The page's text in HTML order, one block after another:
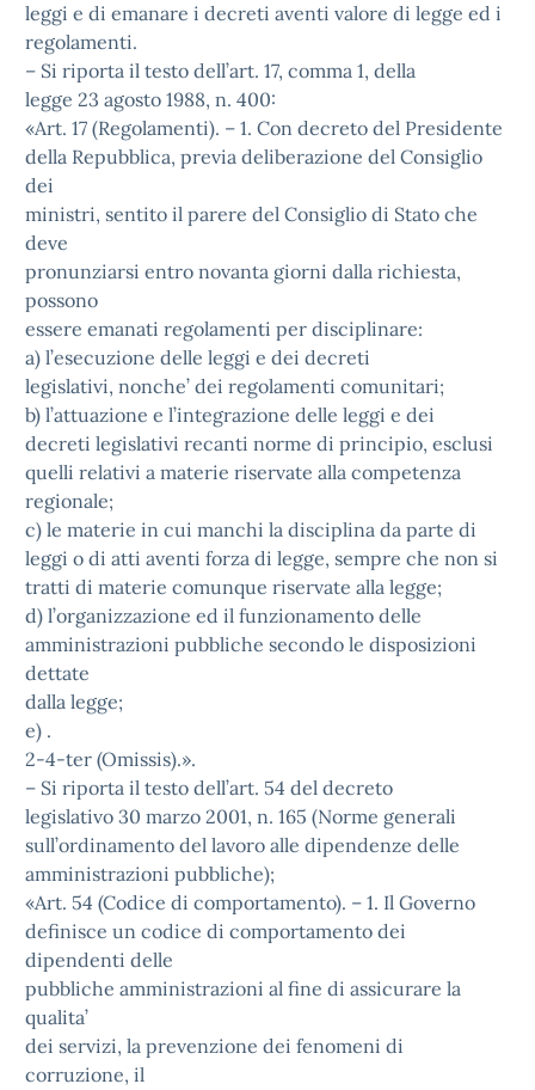
leggi e di emanare i decreti aventi valore di legge ed i
regolamenti.
– Si riporta il testo dell’art. 17, comma 1, della
legge 23 agosto 1988, n. 400:
«Art. 17 (Regolamenti). – 1. Con decreto del Presidente
della Repubblica, previa deliberazione del Consiglio
dei
ministri, sentito il parere del Consiglio di Stato che
deve
pronunziarsi entro novanta giorni dalla richiesta,
possono
essere emanati regolamenti per disciplinare:
a) l’esecuzione delle leggi e dei decreti
legislativi, nonche’ dei regolamenti comunitari;
b) l’attuazione e l’integrazione delle leggi e dei
decreti legislativi recanti norme di principio, esclusi
quelli relativi a materie riservate alla competenza
regionale;
c) le materie in cui manchi la disciplina da parte di
leggi o di atti aventi forza di legge, sempre che non si
tratti di materie comunque riservate alla legge;
d) l’organizzazione ed il funzionamento delle
amministrazioni pubbliche secondo le disposizioni
dettate
dalla legge;
e) .
2-4-ter (Omissis).».
– Si riporta il testo dell’art. 54 del decreto
legislativo 30 marzo 2001, n. 165 (Norme generali
sull’ordinamento del lavoro alle dipendenze delle
amministrazioni pubbliche);
«Art. 54 (Codice di comportamento). – 1. Il Governo
definisce un codice di comportamento dei
dipendenti delle
pubbliche amministrazioni al fine di assicurare la
qualita’
dei servizi, la prevenzione dei fenomeni di
corruzione, il